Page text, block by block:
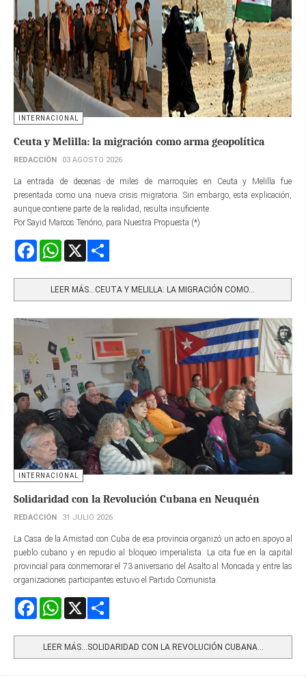
INTERNACIONAL
Ceuta y Melilla: la migración como arma geopolítica
REDACCIÓN 03 AGOSTO 2026
La entrada de decenas de miles de marroquíes en Ceuta y Melilla fue
presentada como una nueva crisis migratoria. Sin embargo, esta explicación,
aunque contiene parte de la realidad, resulta insuficiente.
Por Sayid Marcos Tenório, para Nuestra Propuesta (*)
FacebookWhatsApp
LEER MÁS…CEUTA Y MELILLA: LA MIGRACIÓN COMO...
INTERNACIONAL
Solidaridad con la Revolución Cubana en Neuquén
REDACCIÓN 31 JULIO 2026
La Casa de la Amistad con Cuba de esa provincia organizó un acto en apoyo al
pueblo cubano y en repudio al bloqueo imperialista. La cita fue en la capital
provincial para conmemorar el 73 aniversario del Asalto al Moncada y entre las
organizaciones participantes estuvo el Partido Comunista.
FacebookWhatsApp
LEER MÁS…SOLIDARIDAD CON LA REVOLUCIÓN CUBANA...